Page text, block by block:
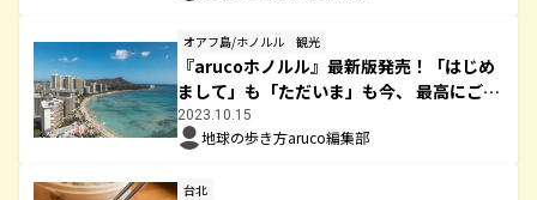
オアフ島/ホノルル 観光
『arucoホノルル』最新版発売！「はじめ
まして」も「ただいま」も今、 最高にご機
嫌な地上の楽園ワイキキへいざ！
2023.10.15
地球の歩き方aruco編集部
台北